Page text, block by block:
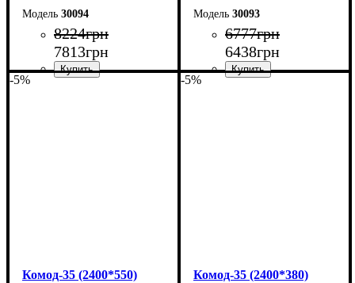
30094
8224грн
7813грн
30093
6777грн
6438грн
-5%
Комод-35 (2400*550)
-5%
Комод-35 (2400*380)